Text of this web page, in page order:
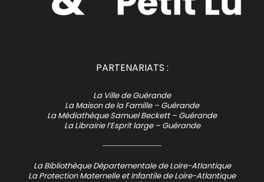
PARTENARIATS :
La Ville de Guérande
La Maison de la Famille – Guérande
La Médiathèque Samuel Beckett – Guérande
La Librairie l’Esprit large – Guérande
La Bibliothèque Départementale de Loire-Atlantique
La Protection Maternelle et Infantile de Loire-Atlantique